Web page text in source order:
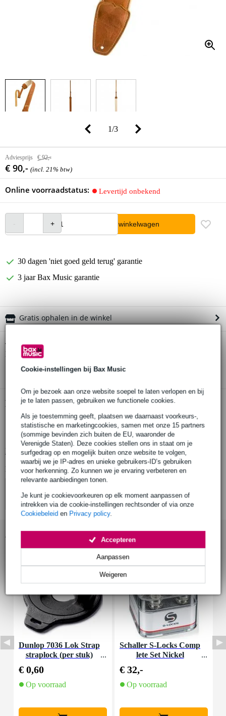
Cookie-instellingen bij Bax Music
Om je bezoek aan onze website soepel te laten verlopen en bij
je te laten passen, gebruiken we functionele cookies.
Als je toestemming geeft, plaatsen we daarnaast voorkeurs-,
statistische en marketingcookies, samen met onze 15 partners
(sommige bevinden zich buiten de EU, waaronder de
Verenigde Staten). Deze cookies stellen ons in staat om je
surfgedrag op en mogelijk buiten onze website te volgen,
waarbij we je IP-adres en unieke gebruikers-ID’s gebruiken
voor herkenning. Zo kunnen we je ervaring verbeteren en
relevante aanbiedingen tonen.
Je kunt je cookievoorkeuren op elk moment aanpassen of
intrekken via de cookie-instellingen rechtsonder of via onze
Cookiebeleid en Privacy policy.
Weigeren
Aanpassen
Accepteren
1/3
Adviesprijs € 92,-
€ 90,- (incl. 21% btw)
Online voorraadstatus: Levertijd onbekend
In winkelwagen
30 dagen 'niet goed geld terug' garantie
3 jaar Bax Music garantie
Gratis ophalen in de winkel
Twijfel je of de
Doe de check.
Start de check
Productinformatie
Gibson The Montana
gitaarband
Bekijk alle productspecificaties
Bekijk ook eens (4)
Accessoires (15)
Dunlop 7036 Lok Strap
straplock (per stuk)
€ 0,60
Op voorraad
Schaller S-Locks Comp
lete Set Nickel
€ 32,-
Op voorraad